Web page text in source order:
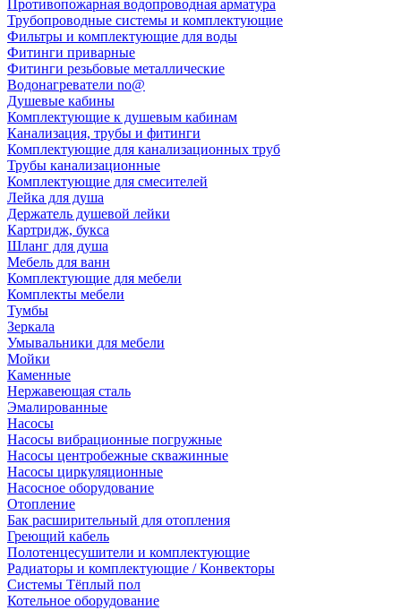
Противопожарная водопроводная арматура
Трубопроводные системы и комплектующие
Фильтры и комплектующие для воды
Фитинги приварные
Фитинги резьбовые металлические
Водонагреватели no@
Душевые кабины
Комплектующие к душевым кабинам
Канализация, трубы и фитинги
Комплектующие для канализационных труб
Трубы канализационные
Комплектующие для смесителей
Лейка для душа
Держатель душевой лейки
Картридж, букса
Шланг для душа
Мебель для ванн
Комплектующие для мебели
Комплекты мебели
Тумбы
Зеркала
Умывальники для мебели
Мойки
Каменные
Нержавеющая сталь
Эмалированные
Насосы
Насосы вибрационные погружные
Насосы центробежные скважинные
Насосы циркуляционные
Насосное оборудование
Отопление
Бак расширительный для отопления
Греющий кабель
Полотенцесушители и комплектующие
Радиаторы и комплектующие / Конвекторы
Системы Тёплый пол
Котельное оборудование